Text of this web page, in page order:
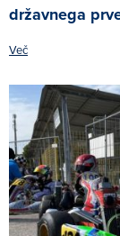
državnega
Več